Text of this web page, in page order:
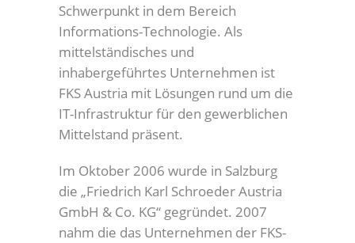
Schwerpunkt in dem Bereich
Informations-Technologie. Als
mittelständisches und
inhabergeführtes Unternehmen ist
FKS Austria mit Lösungen rund um die
IT-Infrastruktur für den gewerblichen
Mittelstand präsent.
Im Oktober 2006 wurde in Salzburg
die „Friedrich Karl Schroeder Austria
GmbH & Co. KG“ gegründet. 2007
nahm die das Unternehmen der FKS-